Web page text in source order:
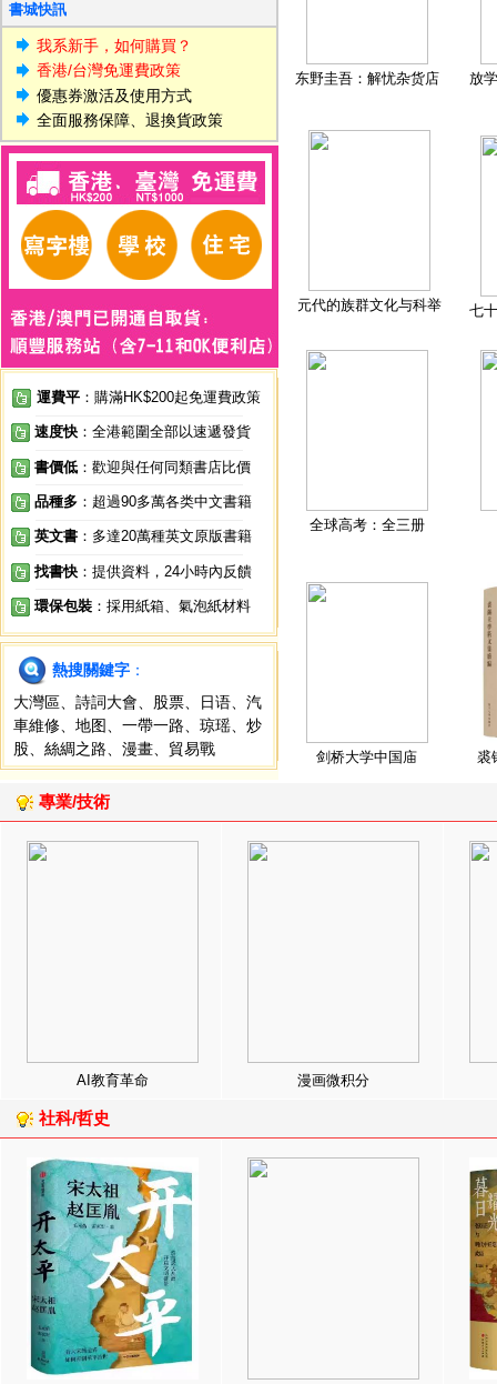
書城快訊
我系新手，如何購買？
香港/台灣免運費政策
優惠券激活及使用方式
全面服務保障、退換貨政策
運費平 ：購滿HK$200起免運費政策
速度快 ：全港範圍全部以速遞發貨
書價低 ：歡迎與任何同類書店比價
品種多 ：超過90多萬各类中文書籍
英文書 ：多達20萬種英文原版書籍
找書快 ：提供資料，24小時內反饋
環保包裝 ：採用紙箱、氣泡紙材料
熱搜關鍵字 ：
大灣區
詩詞大會 股票 日语
汽
車維修
地图 一帶一路 琼瑶
炒
股
絲綢之路 漫畫 貿易戰
东野圭吾：解忧杂货店 放
元代的族群文化与科举 七
全球高考：全三册
剑桥大学中国庙 裘
專業/技術
AI教育革命 漫画微积分
社科/哲史